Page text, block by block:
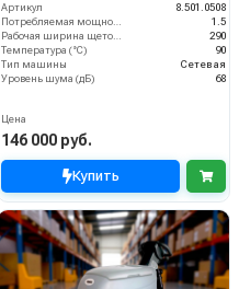
Артикул
8.501.0508
1.5
290
Температура (°C)
90
Тип машины
Сетевая
Уровень шума (дБ)
68
Цена
146 000 руб.
Купить